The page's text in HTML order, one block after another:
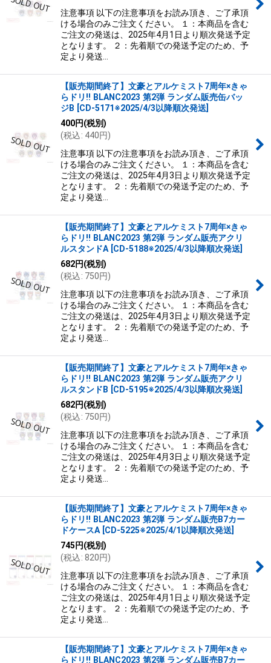
注意事項 以下の注意事項をお読み頂き、ご了承頂
ける場合のみご注文ください。 １：本商品を含む
ご注文の発送は、2025年4月1日より順次発送予定
となります。 ２：先着順での発送予定のため、予
定より発送…
【販売期間終了】文豪とアルケミスト7周年×きゃ
らドリ!! BLANC2023 第2弾 ランダム販売缶バッ
ジB
CD-5171※2025/4/3以降順次発送
400円(税別)
(税込: 440円)
注意事項 以下の注意事項をお読み頂き、ご了承頂
ける場合のみご注文ください。 １：本商品を含む
ご注文の発送は、2025年4月3日より順次発送予定
となります。 ２：先着順での発送予定のため、予
定より発送…
【販売期間終了】文豪とアルケミスト7周年×きゃ
らドリ!! BLANC2023 第2弾 ランダム販売アクリ
ルスタンドA CD-5188※2025/4/3以降順次発送
682円(税別)
(税込: 750円)
注意事項 以下の注意事項をお読み頂き、ご了承頂
ける場合のみご注文ください。 １：本商品を含む
ご注文の発送は、2025年4月3日より順次発送予定
となります。 ２：先着順での発送予定のため、予
定より発送…
【販売期間終了】文豪とアルケミスト7周年×きゃ
らドリ!! BLANC2023 第2弾 ランダム販売アクリ
ルスタンドB
CD-5195※2025/4/3以降順次発送
682円(税別)
(税込: 750円)
注意事項 以下の注意事項をお読み頂き、ご了承頂
ける場合のみご注文ください。 １：本商品を含む
ご注文の発送は、2025年4月3日より順次発送予定
となります。 ２：先着順での発送予定のため、予
定より発送…
【販売期間終了】文豪とアルケミスト7周年×きゃ
らドリ!! BLANC2023 第2弾 ランダム販売B7カー
ドケースA CD-5225※2025/4/1以降順次発送
745円(税別)
(税込: 820円)
注意事項 以下の注意事項をお読み頂き、ご了承頂
ける場合のみご注文ください。 １：本商品を含む
ご注文の発送は、2025年4月1日より順次発送予定
となります。 ２：先着順での発送予定のため、予
定より発送…
【販売期間終了】文豪とアルケミスト7周年×きゃ
らドリ!! BLANC2023 第2弾 ランダム販売B7カー